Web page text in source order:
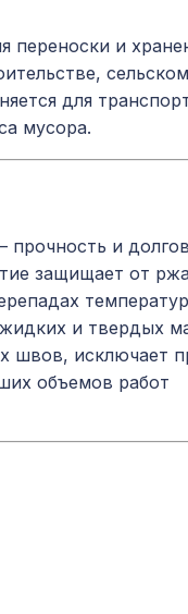
переноски и
для
мусора.
прочность и
защищает от
и твердых
швов, исключает
объемов работ